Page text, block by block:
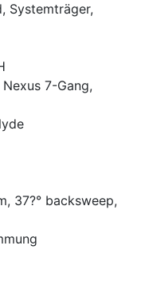
Systemträger,
7-Gang,
37?° backsweep,